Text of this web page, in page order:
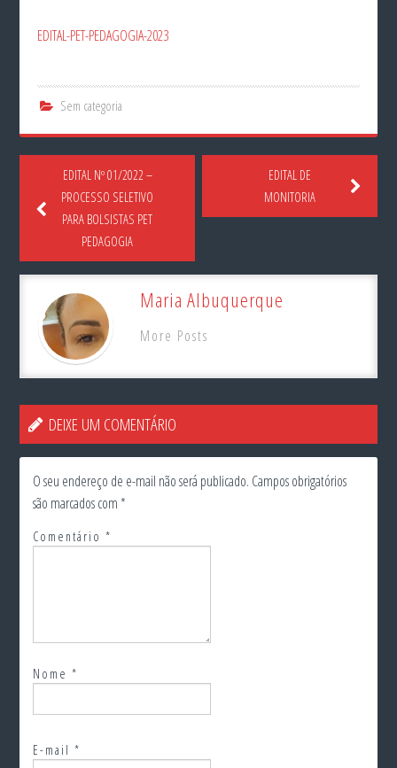
EDITAL-PET-PEDAGOGIA-2023
Sem categoria
EDITAL Nº 01/2022 –
PROCESSO SELETIVO
PARA BOLSISTAS PET
PEDAGOGIA
EDITAL DE
MONITORIA
Maria Albuquerque
More Posts
DEIXE UM COMENTÁRIO
O seu endereço de e-mail não será publicado. Campos obrigatórios
são marcados com *
Comentário*
Nome*
E-mail*